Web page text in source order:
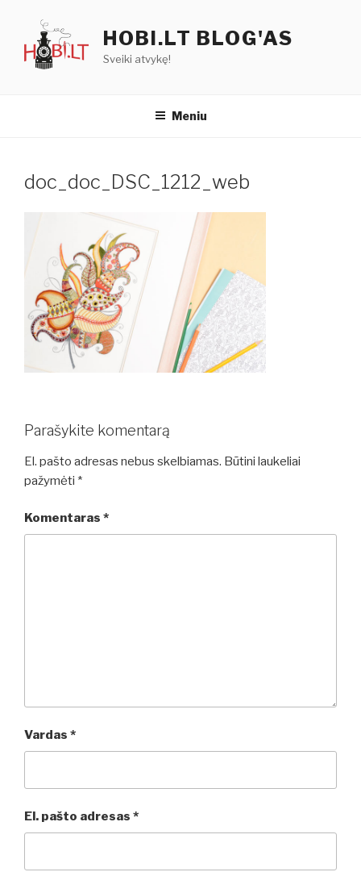
turinio
HOBI.LT BLOG'AS
Sveiki atvykę!
Meniu
doc_doc_DSC_1212_web
Parašykite komentarą
El. pašto adresas nebus skelbiamas. Būtini laukeliai
pažymėti *
Komentaras *
Vardas *
El. pašto adresas *